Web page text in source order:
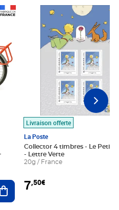
Ajouter au panier
Livraison offerte
La Poste
Collector 4 timbres - Le Petit
- Lettre Verte
20g / France
7,50€
Prix 7,50€